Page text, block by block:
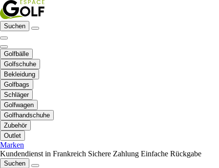
Suchen
Golfbälle
Golfschuhe
Bekleidung
Golfbags
Schläger
Golfwagen
Golfhandschuhe
Zubehör
Outlet
Marken
Kundendienst in Frankreich Sichere Zahlung Einfache Rückgabe
Suchen